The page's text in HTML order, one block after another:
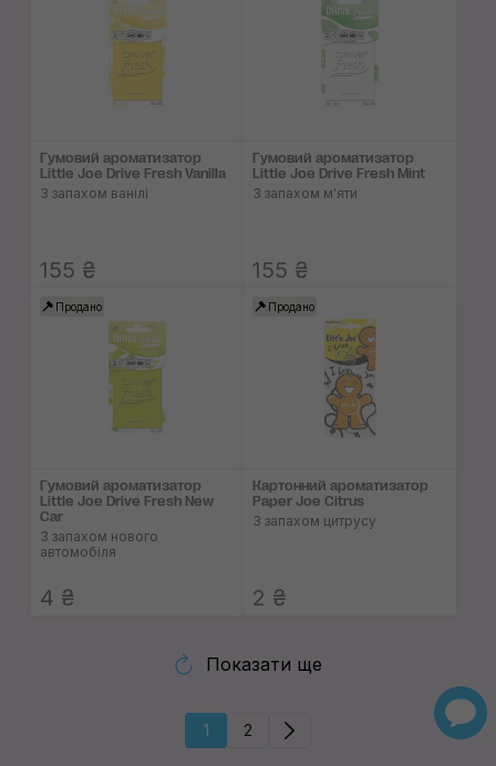
Гумовий ароматизатор
Little Joe Drive Fresh Vanilla
З запахом ванілі
155 ₴
Гумовий ароматизатор
Little Joe Drive Fresh Mint
З запахом м'яти
155 ₴
Продано
Гумовий ароматизатор
Little Joe Drive Fresh New
Car
З запахом нового
автомобіля
4 ₴
Продано
Картонний ароматизатор
Paper Joe Citrus
З запахом цитрусу
2 ₴
Показати ще
1 2